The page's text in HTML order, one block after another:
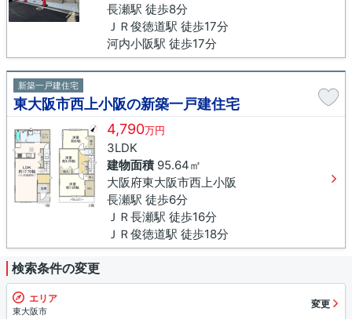
長瀬駅 徒歩8分
ＪＲ俊徳道駅 徒歩17分
河内小阪駅 徒歩17分
新築一戸建住宅
東大阪市西上小阪の新築一戸建住宅
4,790万円
3LDK
建物面積95.64㎡
大阪府東大阪市西上小阪
長瀬駅 徒歩6分
ＪＲ長瀬駅 徒歩16分
ＪＲ俊徳道駅 徒歩18分
検索条件の変更
エリア
東大阪市
変更